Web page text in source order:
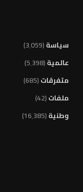
سياسة(3٬059)
عالمية(5٬398)
متفرقات(685)
ملفات(42)
وطنية(16٬385)